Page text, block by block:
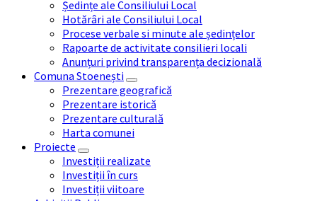
Ședințe ale Consiliului Local
Hotărâri ale Consiliului Local
Procese verbale si minute ale ședințelor
Rapoarte de activitate consilieri locali
Anunțuri privind transparența decizională
Comuna Stoenești
Prezentare geografică
Prezentare istorică
Prezentare culturală
Harta comunei
Proiecte
Investiții realizate
Investiții în curs
Investiții viitoare